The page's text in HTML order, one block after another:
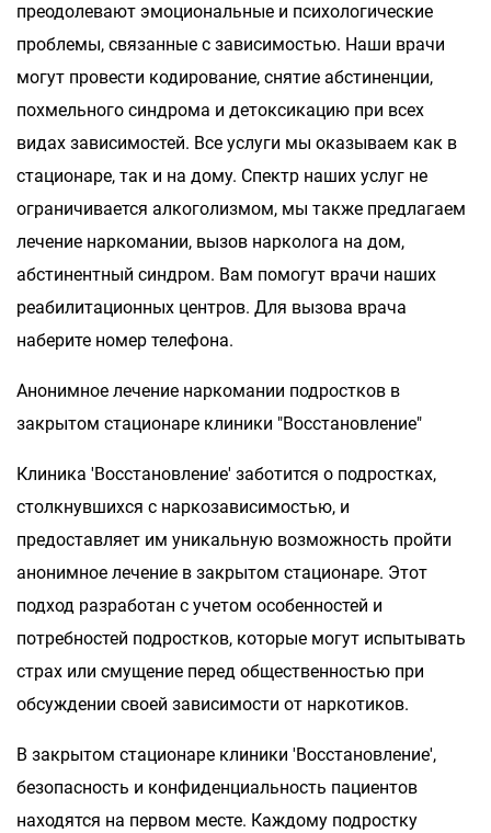
преодолевают эмоциональные и психологические
проблемы, связанные с зависимостью. Наши врачи
могут провести кодирование, снятие абстиненции,
похмельного синдрома и детоксикацию при всех
видах зависимостей. Все услуги мы оказываем как в
стационаре, так и на дому. Спектр наших услуг не
ограничивается алкоголизмом, мы также предлагаем
лечение наркомании, вызов нарколога на дом,
абстинентный синдром. Вам помогут врачи наших
реабилитационных центров. Для вызова врача
наберите номер телефона.
Анонимное лечение наркомании подростков в
закрытом стационаре клиники "Восстановление"
Клиника 'Восстановление' заботится о подростках,
столкнувшихся с наркозависимостью, и
предоставляет им уникальную возможность пройти
анонимное лечение в закрытом стационаре. Этот
подход разработан с учетом особенностей и
потребностей подростков, которые могут испытывать
страх или смущение перед общественностью при
обсуждении своей зависимости от наркотиков.
В закрытом стационаре клиники 'Восстановление',
безопасность и конфиденциальность пациентов
находятся на первом месте. Каждому подростку